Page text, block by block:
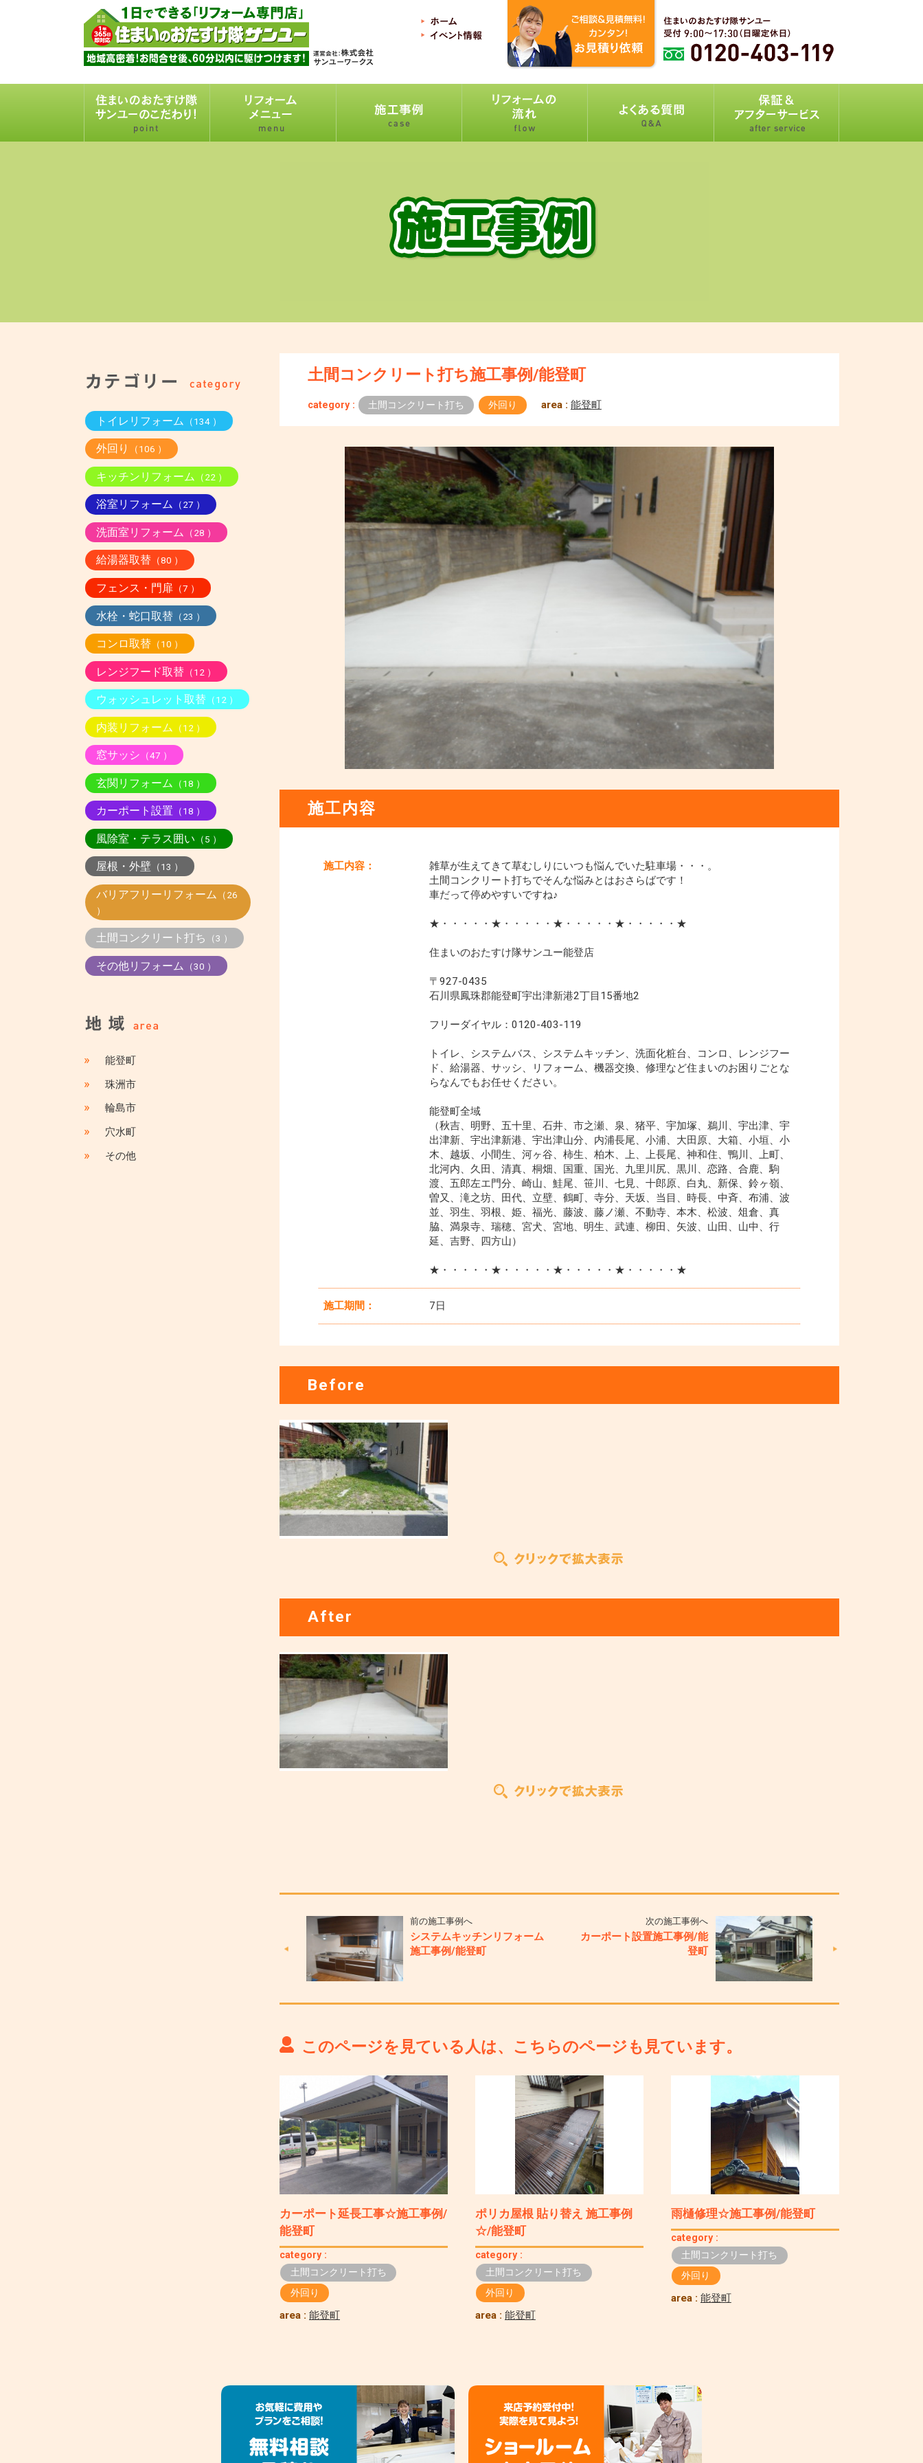
土間コンクリート打ち施工事例/能登町
category : 土間コンクリート打ち 外回り area : 能登町
施工内容
施工内容：
雑草が生えてきて草むしりにいつも悩んでいた駐車場・・・。
土間コンクリート打ちでそんな悩みとはおさらばです！
車だって停めやすいですね♪
★・・・・・★・・・・・★・・・・・★・・・・・★
住まいのおたすけ隊サンユー能登店
〒927-0435
石川県鳳珠郡能登町宇出津新港2丁目15番地2
フリーダイヤル：0120-403-119
トイレ、システムバス、システムキッチン、洗面化粧台、コンロ、レンジフー
ド、給湯器、サッシ、リフォーム、機器交換、修理など住まいのお困りごとな
らなんでもお任せください。
能登町全域
（秋吉、明野、五十里、石井、市之瀬、泉、猪平、宇加塚、鵜川、宇出津、宇
出津新、宇出津新港、宇出津山分、内浦長尾、小浦、大田原、大箱、小垣、小
木、越坂、小間生、河ヶ谷、柿生、柏木、上、上長尾、神和住、鴨川、上町、
北河内、久田、清真、桐畑、国重、国光、九里川尻、黒川、恋路、合鹿、駒
渡、五郎左エ門分、崎山、鮭尾、笹川、七見、十郎原、白丸、新保、鈴ヶ嶺、
曽又、滝之坊、田代、立壁、鶴町、寺分、天坂、当目、時長、中斉、布浦、波
並、羽生、羽根、姫、福光、藤波、藤ノ瀬、不動寺、本木、松波、俎倉、真
脇、満泉寺、瑞穂、宮犬、宮地、明生、武連、柳田、矢波、山田、山中、行
延、吉野、四方山）
★・・・・・★・・・・・★・・・・・★・・・・・★
施工期間： 7日
Before
After
前の施工事例へ
システムキッチンリフォーム
施工事例/能登町
次の施工事例へ
カーポート設置施工事例/能
登町
このページを見ている人は、こちらのページも見ています。
カーポート延長工事☆施工事例/
能登町
category :
土間コンクリート打ち
外回り
area : 能登町
ポリカ屋根 貼り替え 施工事例
☆/能登町
category :
土間コンクリート打ち
外回り
area : 能登町
雨樋修理☆施工事例/能登町
category :
土間コンクリート打ち
外回り
area : 能登町
トイレリフォーム （134 ）
外回り （106 ）
キッチンリフォーム （22 ）
浴室リフォーム （27 ）
洗面室リフォーム （28 ）
給湯器取替（80 ）
フェンス・門扉（7 ）
水栓・蛇口取替（23 ）
コンロ取替（10 ）
レンジフード取替（12 ）
ウォッシュレット取替（12 ）
内装リフォーム （12 ）
窓サッシ （47 ）
玄関リフォーム （18 ）
カーポート設置 （18 ）
風除室・テラス囲い （5 ）
屋根・外壁（13 ）
バリアフリーリフォーム （26
）
土間コンクリート打ち （3 ）
その他リフォーム （30 ）
» 能登町
» 珠洲市
» 輪島市
» 穴水町
» その他